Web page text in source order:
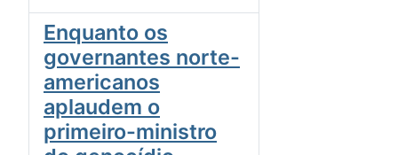
Enquanto os
governantes norte-
americanos
aplaudem o
primeiro-ministro